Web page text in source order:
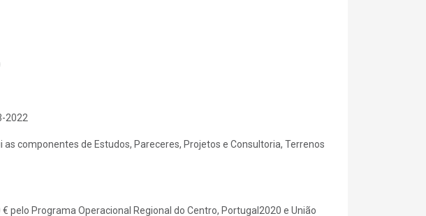
2022
as componentes de Estudos, Pareceres, Projetos e Consultoria, Terrenos
€ pelo Programa Operacional Regional do Centro, Portugal2020 e União